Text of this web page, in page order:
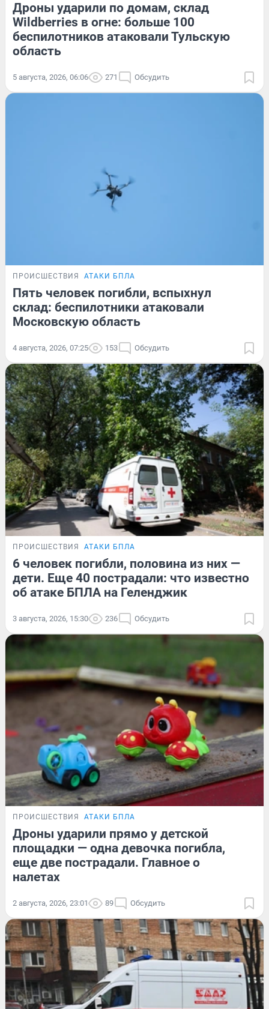
Дроны ударили по домам, склад
Wildberries в огне: больше 100
беспилотников атаковали Тульскую
область
5 августа, 2026, 06:06 271 Обсудить
ПРОИСШЕСТВИЯ АТАКИ БПЛА
Пять человек погибли, вспыхнул
склад: беспилотники атаковали
Московскую область
4 августа, 2026, 07:25 153 Обсудить
ПРОИСШЕСТВИЯ АТАКИ БПЛА
6 человек погибли, половина из них —
дети. Еще 40 пострадали: что известно
об атаке БПЛА на Геленджик
3 августа, 2026, 15:30 236 Обсудить
ПРОИСШЕСТВИЯ АТАКИ БПЛА
Дроны ударили прямо у детской
площадки — одна девочка погибла,
еще две пострадали. Главное о
налетах
2 августа, 2026, 23:01 89 Обсудить